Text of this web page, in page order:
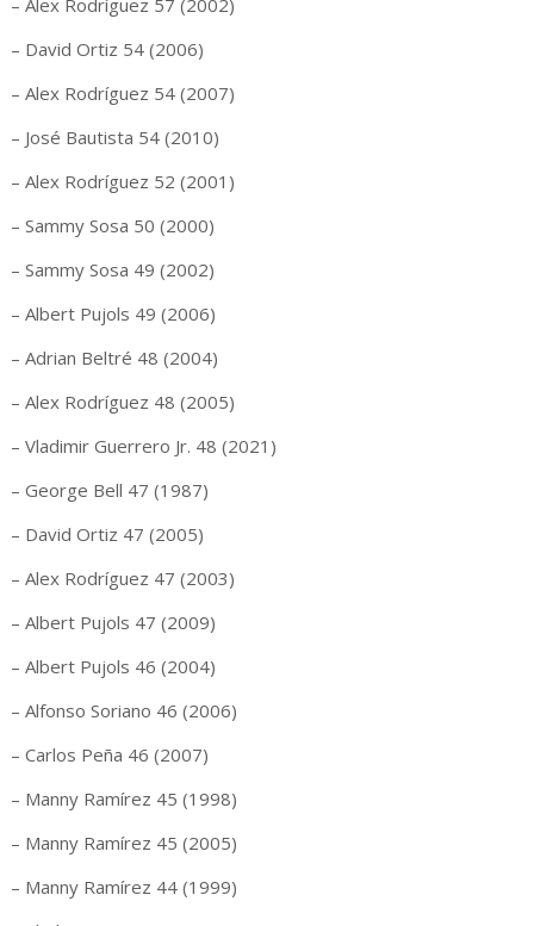
– Alex Rodríguez 57 (2002)
– David Ortiz 54 (2006)
– Alex Rodríguez 54 (2007)
– José Bautista 54 (2010)
– Alex Rodríguez 52 (2001)
– Sammy Sosa 50 (2000)
– Sammy Sosa 49 (2002)
– Albert Pujols 49 (2006)
– Adrian Beltré 48 (2004)
– Alex Rodríguez 48 (2005)
– Vladimir Guerrero Jr. 48 (2021)
– George Bell 47 (1987)
– David Ortiz 47 (2005)
– Alex Rodríguez 47 (2003)
– Albert Pujols 47 (2009)
– Albert Pujols 46 (2004)
– Alfonso Soriano 46 (2006)
– Carlos Peña 46 (2007)
– Manny Ramírez 45 (1998)
– Manny Ramírez 45 (2005)
– Manny Ramírez 44 (1999)